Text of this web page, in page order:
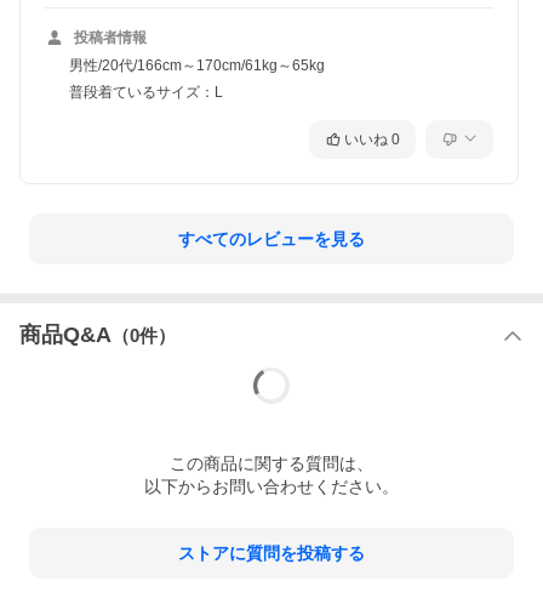
投稿者情報
男性/20代/166cm～170cm/61kg～65kg
普段着ているサイズ：L
いいね 0
すべてのレビューを見る
商品Q&A （0件）
この商品に関する質問は、
以下からお問い合わせください。
ストアに質問を投稿する